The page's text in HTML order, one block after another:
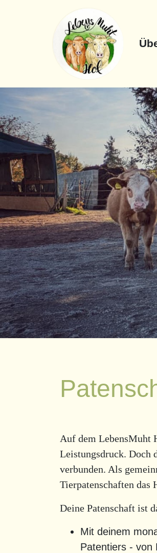
Auf dem LebensMuht
Leistungsdruck. Doch
verbunden. Als
Tierpatenschaften das
Deine Patenschaft ist
Mit deinem
Patentiers - von